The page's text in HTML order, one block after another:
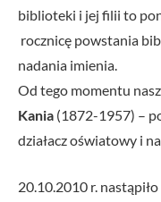
biblioteki i jej filii to
rocznicę powstania
nadania imienia.
Od tego momentu
Kania (1872-1957) –
działacz oświatowy i
20.10.2010 r.